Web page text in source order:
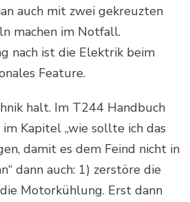
auch mit zwei gekreuzten
machen im Notfall.
nach ist die Elektrik beim
Feature.
halt. Im T244 Handbuch
Kapitel „wie sollte ich das
damit es dem Feind nicht in
dann auch: 1) zerstöre die
Motorkühlung. Erst dann